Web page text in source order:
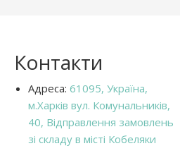
Контакти
Адреса: 61095, Україна,
м.Харків вул. Комунальників,
40, Відправлення замовлень
зі складу в місті Кобеляки